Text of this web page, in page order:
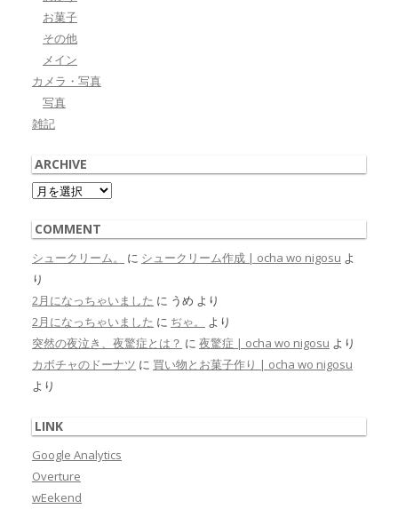
お菓子
その他
メイン
カメラ・写真
写真
雑記
ARCHIVE
Archive
COMMENT
シュークリーム。 に シュークリーム作成 | ocha wo nigosu よ
り
2月になっちゃいました に うめ より
2月になっちゃいました に ぢゃ。
より
突然の夜泣き、夜驚症とは？ に 夜驚症 | ocha wo nigosu より
カボチャのドーナツ に 買い物とお菓子作り | ocha wo nigosu
より
LINK
Google Analytics
Overture
wEekend